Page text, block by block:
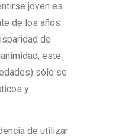
joven es
de los años
de
este
sólo se
y
de utilizar